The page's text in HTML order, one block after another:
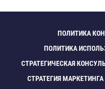
ПОЛИТИКА
ПОЛИТИКА
СТРАТЕГИЧЕСКАЯ
СТРАТЕГИЯ МАРКЕТИНГА